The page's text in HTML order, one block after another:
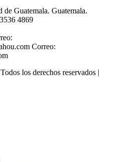
de Guatemala. Guatemala.
4869
Correo:
los derechos reservados |